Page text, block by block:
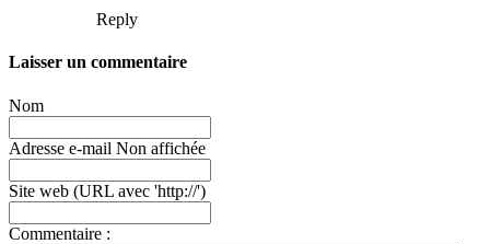
Reply
Laisser un commentaire
Nom
Adresse e-mail Non affichée
Site web (URL avec 'http://')
Commentaire :